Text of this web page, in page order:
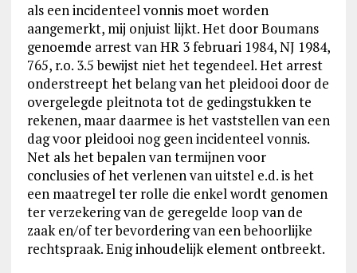
als een incidenteel vonnis moet worden
aangemerkt, mij onjuist lijkt. Het door Boumans
genoemde arrest van HR 3 februari 1984, NJ 1984,
765, r.o. 3.5 bewijst niet het tegendeel. Het arrest
onderstreept het belang van het pleidooi door de
overgelegde pleitnota tot de gedingstukken te
rekenen, maar daarmee is het vaststellen van een
dag voor pleidooi nog geen incidenteel vonnis.
Net als het bepalen van termijnen voor
conclusies of het verlenen van uitstel e.d. is het
een maatregel ter rolle die enkel wordt genomen
ter verzekering van de geregelde loop van de
zaak en/of ter bevordering van een behoorlijke
rechtspraak. Enig inhoudelijk element ontbreekt.